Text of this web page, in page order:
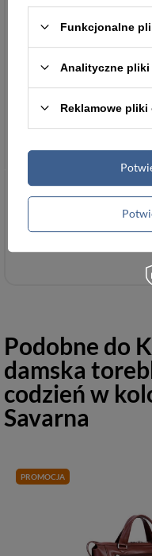
24 miesiące
Podobne do
damska
codzień w
Savarna
PROMOCJA
Funkcjonalne
Analityczne
Reklamowe pliki